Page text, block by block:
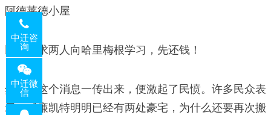
阿德莱德小屋
民众要求两人向哈里梅根学习，先还钱！
然而，这个消息一传出来，便激起了民愤。许多民众表
示，威廉凯特明明已经有两处豪宅，为什么还要再次搬
中迁咨
询
中迁微
信